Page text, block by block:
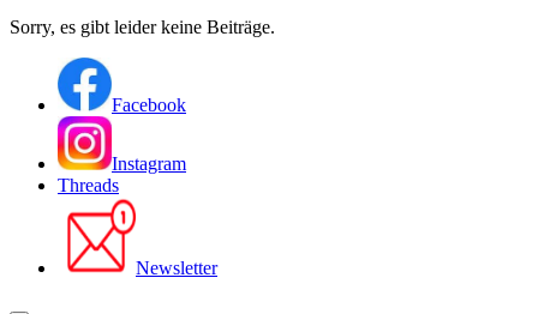
Sorry, es gibt leider keine Beiträge.
Facebook
Instagram
Threads
Newsletter